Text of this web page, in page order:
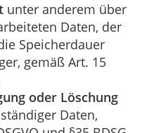
unter anderem über
Daten, der
Speicherdauer
gemäß Art. 15
oder Löschung
Daten,